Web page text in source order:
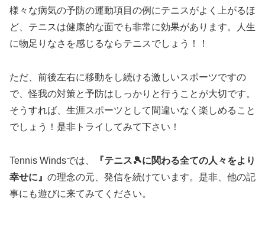
様々な病気の予防の運動項目の例にテニスがよく上がるほ
ど、テニスは健康的な面でも非常に効果があります。人生
に物足りなさを感じるならテニスでしょう！！
ただ、前後左右に移動をし続ける激しいスポーツですの
で、怪我の対策と予防はしっかりと行うことが大切です。
そうすれば、生涯スポーツとして間違いなく楽しめること
でしょう！是非トライしてみて下さい！
Tennis Windsでは、
『テニス🎾に関わる全ての人々をより
幸せに』 の理念の元、発信を続けています。是非、他の記
事にも遊びに来てみてください。